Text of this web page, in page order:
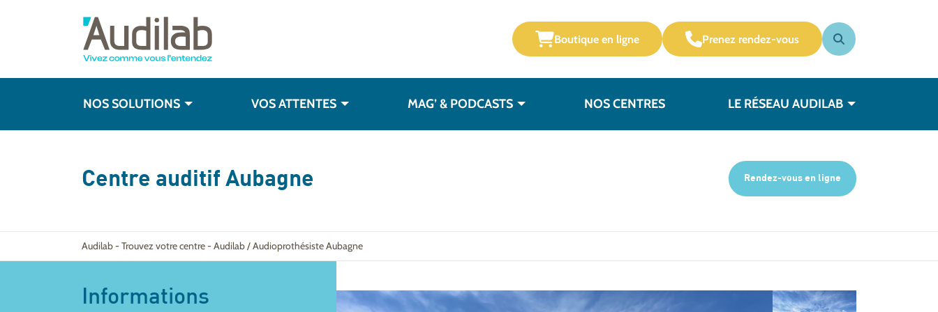
Boutique en ligne Prenez rendez-vous
NOS SOLUTIONS VOS ATTENTES MAG’ & PODCASTS NOS CENTRES LE RÉSEAU AUDILAB
Centre auditif Aubagne Rendez-vous en ligne
Audilab-Trouvez votre centre-Audilab / Audioprothésiste Aubagne
Informations